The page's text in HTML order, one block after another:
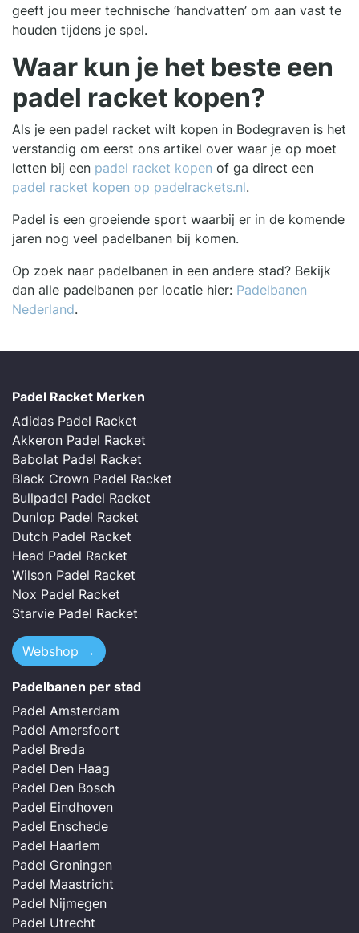
geeft jou meer technische ‘handvatten’ om aan vast te
houden tijdens je spel.
Waar kun je het beste een
padel racket kopen?
Als je een padel racket wilt kopen in Bodegraven is het
verstandig om eerst ons artikel over waar je op moet
letten bij een padel racket kopen of ga direct een
padel racket kopen op padelrackets.nl.
Padel is een groeiende sport waarbij er in de komende
jaren nog veel padelbanen bij komen.
Op zoek naar padelbanen in een andere stad? Bekijk
dan alle padelbanen per locatie hier: Padelbanen
Nederland.
Padel Racket Merken
Adidas Padel Racket
Akkeron Padel Racket
Babolat Padel Racket
Black Crown Padel Racket
Bullpadel Padel Racket
Dunlop Padel Racket
Dutch Padel Racket
Head Padel Racket
Wilson Padel Racket
Nox Padel Racket
Starvie Padel Racket
Webshop →
Padelbanen per stad
Padel Amsterdam
Padel Amersfoort
Padel Breda
Padel Den Haag
Padel Den Bosch
Padel Eindhoven
Padel Enschede
Padel Haarlem
Padel Groningen
Padel Maastricht
Padel Nijmegen
Padel Utrecht